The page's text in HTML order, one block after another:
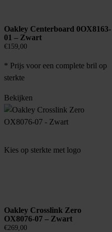
Oakley Centerboard 0OX8163-
01 – Zwart
€159,00
* Prijs voor een complete bril op
sterkte
Bekijken
Kies op sterkte met logo
Oakley Crosslink Zero
OX8076-07 – Zwart
€269,00